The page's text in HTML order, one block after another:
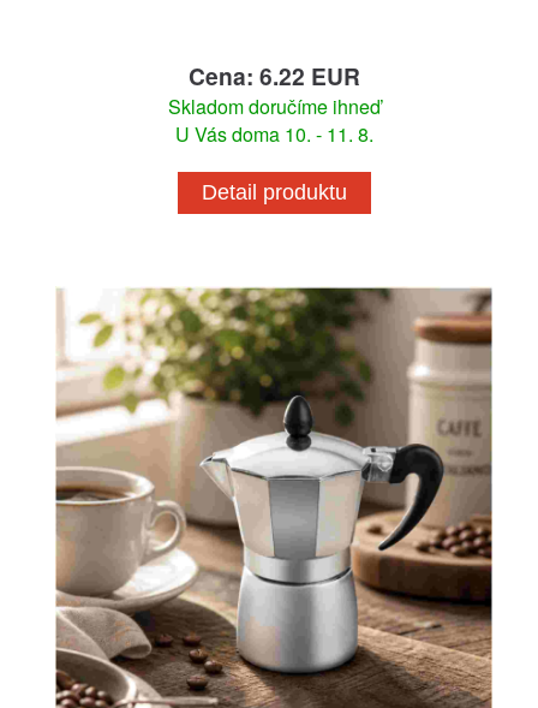
Cena: 6.22 EUR
Skladom doručíme ihneď
U Vás doma 10. - 11. 8.
Detail produktu